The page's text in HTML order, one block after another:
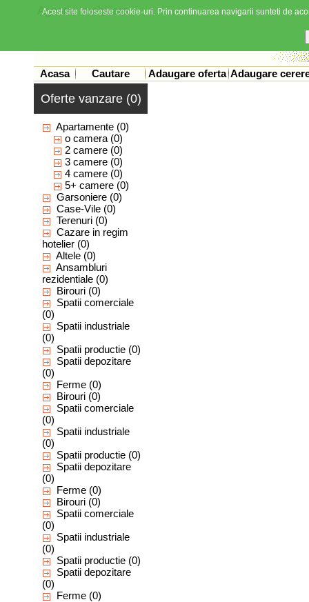
Agentia imobiliara
Acasa Cautare Adaugare oferta Adaugare
Oferte vanzare (0)
Apartamente (0)
o camera (0)
2 camere (0)
3 camere (0)
4 camere (0)
5+ camere (0)
Garsoniere (0)
Case-Vile (0)
Terenuri (0)
Cazare in regim
hotelier (0)
Altele (0)
Ansambluri
rezidentiale (0)
Birouri (0)
Spatii comerciale
(0)
Spatii industriale
(0)
Spatii productie (0)
Spatii depozitare
(0)
Ferme (0)
Birouri (0)
Spatii comerciale
(0)
Spatii industriale
(0)
Spatii productie (0)
Spatii depozitare
(0)
Ferme (0)
Birouri (0)
Spatii comerciale
(0)
Spatii industriale
(0)
Spatii productie (0)
Spatii depozitare
(0)
Ferme (0)
Acest site foloseste cookie-uri. Prin continuarea navigarii sunteti de